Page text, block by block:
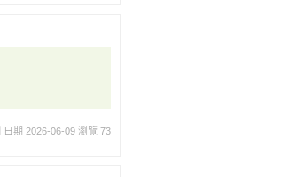
日期 2026-06-09 瀏覽 73